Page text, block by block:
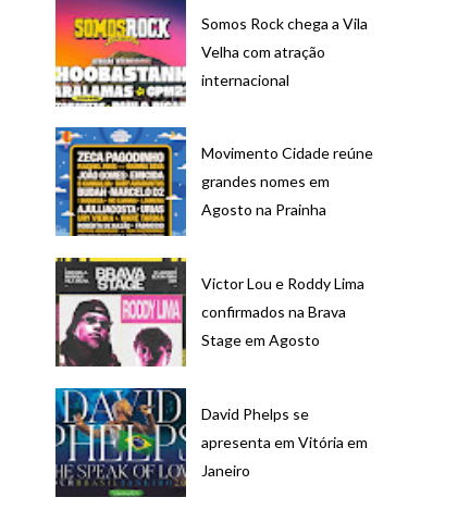
Somos Rock chega a Vila
Velha com atração
internacional
Movimento Cidade reúne
grandes nomes em
Agosto na Prainha
Victor Lou e Roddy Lima
confirmados na Brava
Stage em Agosto
David Phelps se
apresenta em Vitória em
Janeiro